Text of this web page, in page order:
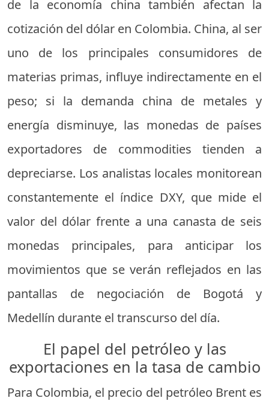
de la economía china también afectan la
cotización del dólar en Colombia. China, al ser
uno de los principales consumidores de
materias primas, influye indirectamente en el
peso; si la demanda china de metales y
energía disminuye, las monedas de países
exportadores de commodities tienden a
depreciarse. Los analistas locales monitorean
constantemente el índice DXY, que mide el
valor del dólar frente a una canasta de seis
monedas principales, para anticipar los
movimientos que se verán reflejados en las
pantallas de negociación de Bogotá y
Medellín durante el transcurso del día.
El papel del petróleo y las
exportaciones en la tasa de cambio
Para Colombia, el precio del petróleo Brent es